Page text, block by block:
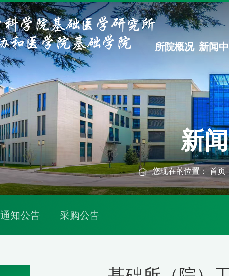
所院概况 新闻
新
您现在的位置： 首页
通知公告 采购公告